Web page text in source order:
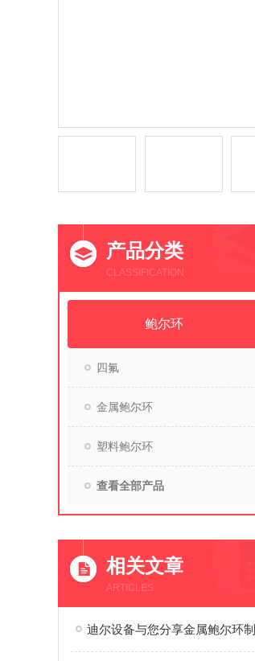
产品分类
CLASSIFICATION
鲍尔环
四氟
金属鲍尔环
塑料鲍尔环
查看全部产品
相关文章
ARTICLES